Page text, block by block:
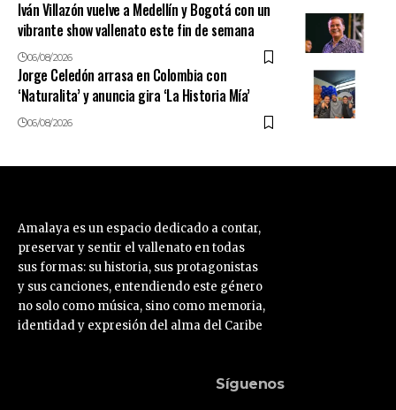
Iván Villazón vuelve a Medellín y Bogotá con un
vibrante show vallenato este fin de semana
06/08/2026
Jorge Celedón arrasa en Colombia con
‘Naturalita’ y anuncia gira ‘La Historia Mía’
06/08/2026
Amalaya es un espacio dedicado a contar,
preservar y sentir el vallenato en todas
sus formas: su historia, sus protagonistas
y sus canciones, entendiendo este género
no solo como música, sino como memoria,
identidad y expresión del alma del Caribe
Síguenos